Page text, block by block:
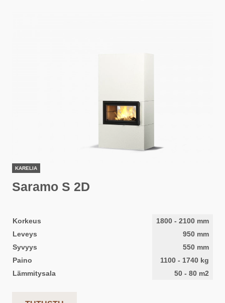
KARELIA
Saramo S 2D
Korkeus 1800 - 2100 mm
Leveys
950 mm
Syvyys
550 mm
Paino
1100 - 1740 kg
Lämmitysala
50 - 80 m2